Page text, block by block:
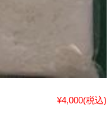
¥4,000(税込)